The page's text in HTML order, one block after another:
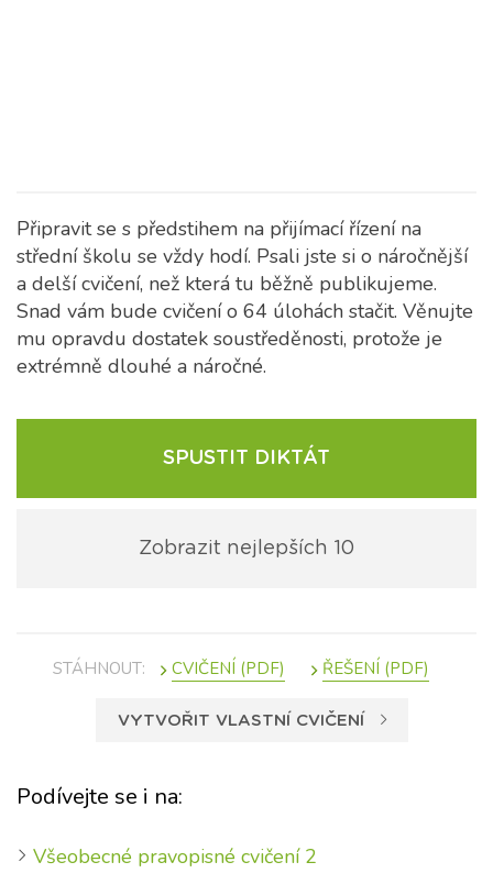
Připravit se s předstihem na přijímací řízení na
střední školu se vždy hodí. Psali jste si o náročnější
a delší cvičení, než která tu běžně publikujeme.
Snad vám bude cvičení o 64 úlohách stačit. Věnujte
mu opravdu dostatek soustředěnosti, protože je
extrémně dlouhé a náročné.
SPUSTIT DIKTÁT
Zobrazit nejlepších 10
STÁHNOUT:
VYTVOŘIT VLASTNÍ CVIČENÍ
Podívejte se i na:
Všeobecné pravopisné cvičení 2